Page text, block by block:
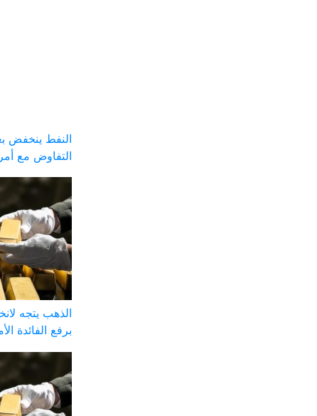
النفط ينخفض
التفاوض مع
الذهب يتجه
برفع الفائدة